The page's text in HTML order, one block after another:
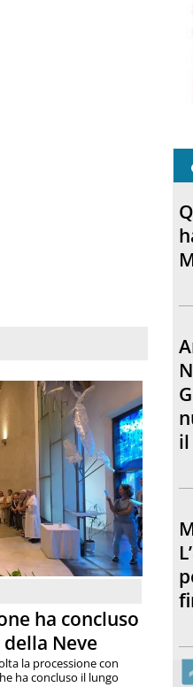
ha concluso
Neve
la processione con
ha concluso il lungo
il